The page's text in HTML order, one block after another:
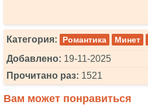
Категория: Романтика Минет
Добавлено: 19-11-2025
Прочитано раз: 1521
Вам может понравиться